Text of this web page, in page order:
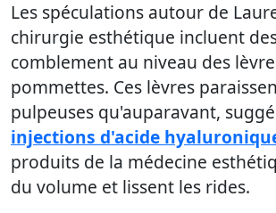
Les spéculations autour de
chirurgie esthétique incluent
comblement au niveau des
pommettes. Ces lèvres
pulpeuses qu'auparavant,
injections d'acide
produits de la médecine
du volume et lissent les rides.